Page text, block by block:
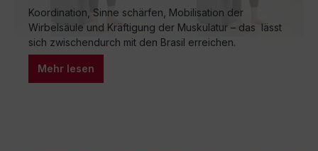
Koordination, Sinne schärfen, Mobilisation der
Wirbelsäule und Kräftigung der Muskulatur – das lässt
sich zwischendurch mit den Brasil erreichen.
Koordination / Sinne schärfen. Eine Hand schüttelt ein
Brasil neben dem Ohr, die andere Hand wirft und fängt
ein Brasil. Jede Seite ca. 20 Sekunden lang.
Mehr lesen